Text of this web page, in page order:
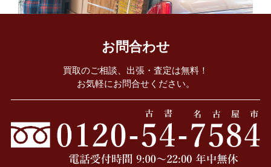
お問合わせ
買取のご相談、出張・査定は無料！
お気軽にお問合せください。